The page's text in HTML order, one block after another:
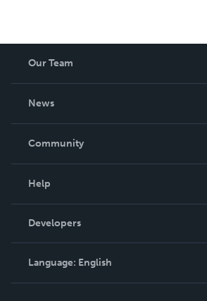
Our Team
News
In The News
Community
Podcast
Help
Order Lookup
Knowledge Base
Contact Support
Developers
Language: English